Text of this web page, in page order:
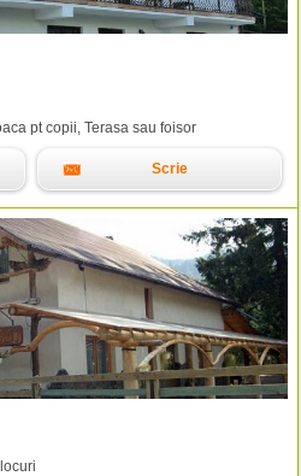
pt copii, Terasa sau foisor
Scrie